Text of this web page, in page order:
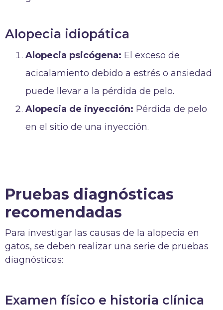
Alopecia idiopática
Alopecia psicógena: El exceso de
acicalamiento debido a estrés o ansiedad
puede llevar a la pérdida de pelo.
Alopecia de inyección: Pérdida de pelo
en el sitio de una inyección.
Pruebas diagnósticas
recomendadas
Para investigar las causas de la alopecia en
gatos, se deben realizar una serie de pruebas
diagnósticas:
Examen físico e historia clínica